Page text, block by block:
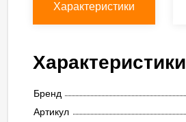
Характеристики
Характеристики
Бренд
Артикул